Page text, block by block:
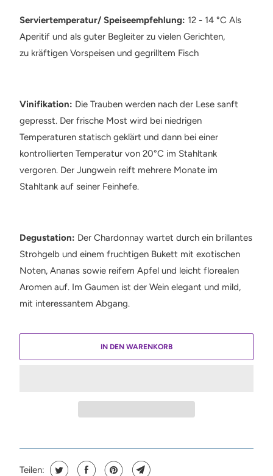
Serviertemperatur/ Speiseempfehlung: 12 - 14 °C Als
Aperitif und als guter Begleiter zu vielen Gerichten,
zu kräftigen Vorspeisen und gegrilltem Fisch
Vinifikation: Die Trauben werden nach der Lese sanft
gepresst. Der frische Most wird bei niedrigen
Temperaturen statisch geklärt und dann bei einer
kontrollierten Temperatur von 20°C im Stahltank
vergoren. Der Jungwein reift mehrere Monate im
Stahltank auf seiner Feinhefe.
Degustation: Der Chardonnay wartet durch ein brillantes
Strohgelb und einem fruchtigen Bukett mit exotischen
Noten, Ananas sowie reifem Apfel und leicht florealen
Aromen auf. Im Gaumen ist der Wein elegant und mild,
mit interessantem Abgang.
IN DEN WARENKORB
Teilen: